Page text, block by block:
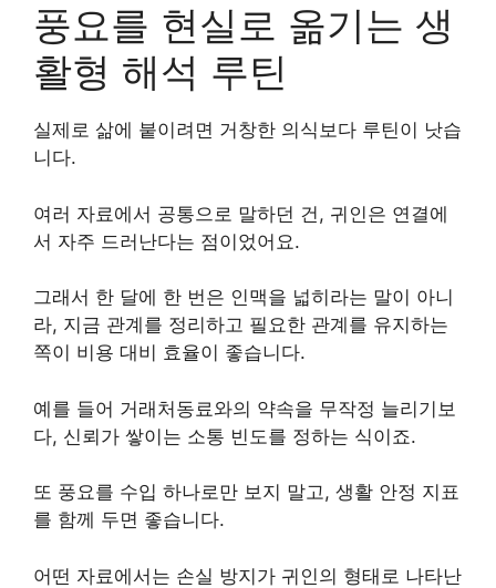
풍요를 현실로 옮기는 생
활형 해석 루틴
실제로 삶에 붙이려면 거창한 의식보다 루틴이 낫습
니다.
여러 자료에서 공통으로 말하던 건, 귀인은 연결에
서 자주 드러난다는 점이었어요.
그래서 한 달에 한 번은 인맥을 넓히라는 말이 아니
라, 지금 관계를 정리하고 필요한 관계를 유지하는
쪽이 비용 대비 효율이 좋습니다.
예를 들어 거래처동료와의 약속을 무작정 늘리기보
다, 신뢰가 쌓이는 소통 빈도를 정하는 식이죠.
또 풍요를 수입 하나로만 보지 말고, 생활 안정 지표
를 함께 두면 좋습니다.
어떤 자료에서는 손실 방지가 귀인의 형태로 나타난